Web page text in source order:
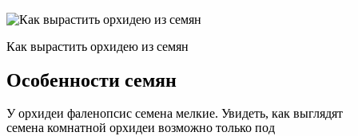
Как вырастить орхидею из семян
Особенности семян
У орхидеи фаленопсис семена мелкие. Увидеть, как выглядят
семена комнатной орхидеи возможно только под